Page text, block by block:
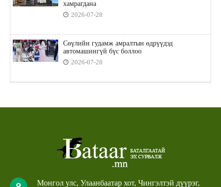
хамрагдана
2026-07-28
Сөүлийн гудамж амралтын өдрүүдэд
автомашингүй бүс боллоо
2026-07-28
Монгол улс, Улаанбаатар хот, Чингэлтэй дүүрэг,